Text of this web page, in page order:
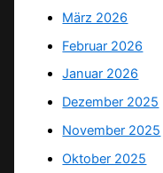
März 2026
Februar 2026
Januar 2026
Dezember 2025
November 2025
Oktober 2025